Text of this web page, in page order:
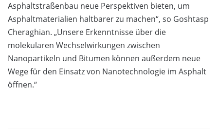
Asphaltstraßenbau neue Perspektiven bieten, um
Asphaltmaterialien haltbarer zu machen“, so Goshtasp
Cheraghian. „Unsere Erkenntnisse über die
molekularen Wechselwirkungen zwischen
Nanopartikeln und Bitumen können außerdem neue
Wege für den Einsatz von Nanotechnologie im Asphalt
öffnen.“